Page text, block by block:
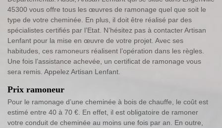
45300 vous offre tous les œuvres de ramonage quel que soit le
type de votre cheminée. En plus, il doit être réalisé par des
spécialistes certifiés par l’Etat. N’hésitez pas à contacter Artisan
Lenfant pour la mise en œuvre de votre projet. Avec ses
habitudes, ces ramoneurs réalisent l’opération dans les règles.
Une fois l’assistance achevée, un certificat de ramonage vous
sera remis. Appelez Artisan Lenfant.
Prix ramoneur
Pour le ramonage d’une cheminée à bois de chauffe, le coût est
estimé entre 40 à 70 €. En effet, il est obligatoire de ramoner
votre conduit de cheminée au moins une fois par an. En outre,